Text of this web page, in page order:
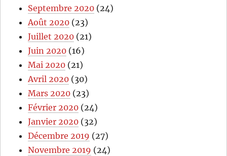
Septembre 2020 (24)
Août 2020 (23)
Juillet 2020 (21)
Juin 2020 (16)
Mai 2020 (21)
Avril 2020 (30)
Mars 2020 (23)
Février 2020 (24)
Janvier 2020 (32)
Décembre 2019 (27)
Novembre 2019 (24)